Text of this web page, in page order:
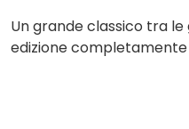
Un grande classico tra
edizione